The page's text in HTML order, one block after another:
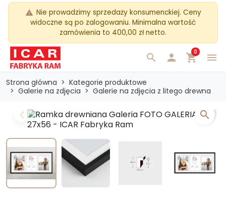
warning Nie prowadzimy sprzedaży konsumenckiej. Ceny
widoczne są po zalogowaniu. Minimalna wartość
zamówienia to 400,00 zł netto.
menu
search  shopping_cart
0
Strona główna
Kategorie produktowe
Galerie na zdjęcia
Galerie na zdjęcia z litego drewna
Previous Next
search